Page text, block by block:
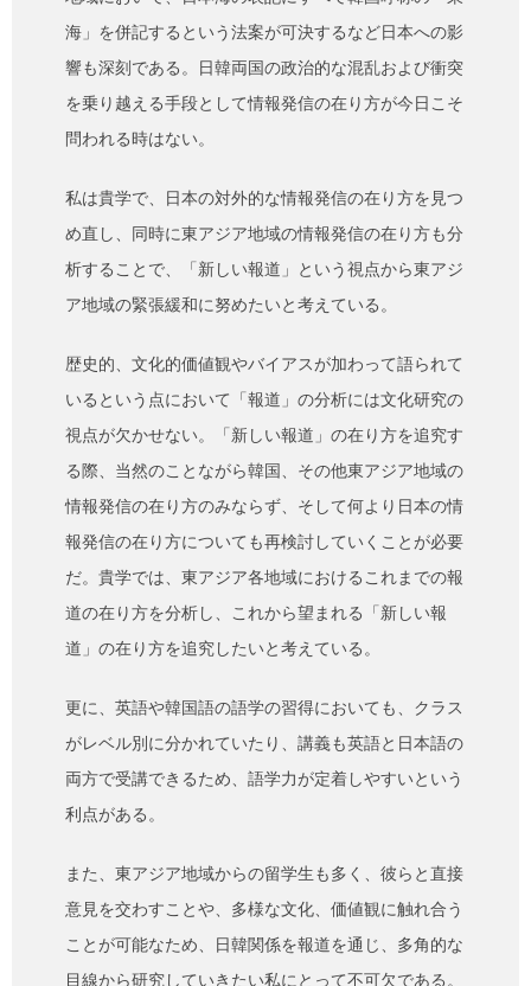
海」を併記するという法案が可決するなど日本への影
響も深刻である。日韓両国の政治的な混乱および衝突
を乗り越える手段として情報発信の在り方が今日こそ
問われる時はない。
私は貴学で、日本の対外的な情報発信の在り方を見つ
め直し、同時に東アジア地域の情報発信の在り方も分
析することで、「新しい報道」という視点から東アジ
ア地域の緊張緩和に努めたいと考えている。
歴史的、文化的価値観やバイアスが加わって語られて
いるという点において「報道」の分析には文化研究の
視点が欠かせない。「新しい報道」の在り方を追究す
る際、当然のことながら韓国、その他東アジア地域の
情報発信の在り方のみならず、そして何より日本の情
報発信の在り方についても再検討していくことが必要
だ。貴学では、東アジア各地域におけるこれまでの報
道の在り方を分析し、これから望まれる「新しい報
道」の在り方を追究したいと考えている。
更に、英語や韓国語の語学の習得においても、クラス
がレベル別に分かれていたり、講義も英語と日本語の
両方で受講できるため、語学力が定着しやすいという
利点がある。
また、東アジア地域からの留学生も多く、彼らと直接
意見を交わすことや、多様な文化、価値観に触れ合う
ことが可能なため、日韓関係を報道を通じ、多角的な
目線から研究していきたい私にとって不可欠である。